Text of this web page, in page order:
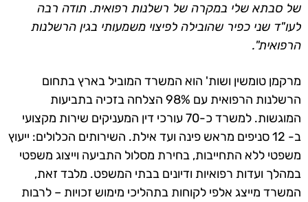
של סבתא שלי במקרה של רשלנות רפואית. תודה רבה
לעו"ד שני כפיר שהובילה לפיצוי משמעותי בגין הרשלנות
הרפואית".
מרקמן טומשין ושות' הוא המשרד המוביל בארץ בתחום
הרשלנות הרפואית עם 98% הצלחה בזכיה בתביעות
המוגשות. למשרד כ-70 עורכי דין המעניקים שירות מקצועי
ב- 12 סניפים מראש פינה ועד אילת. השירותים הכלולים: ייעוץ
משפטי ללא התחייבות, בחירת מסלול התביעה וייצוג משפטי
במהלך ועדות רפואיות ודיונים בבתי המשפט. מלבד זאת,
המשרד מייצג אלפי לקוחות בתהליכי מימוש זכויות – לרבות